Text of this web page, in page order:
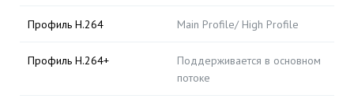
Профиль H.264 Main Profile/ High Profile
Профиль H.264+
Поддерживается в основном
потоке